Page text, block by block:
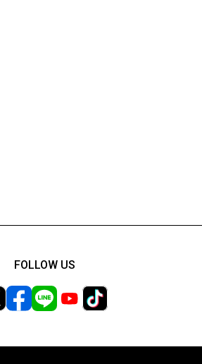
FOLLOW US